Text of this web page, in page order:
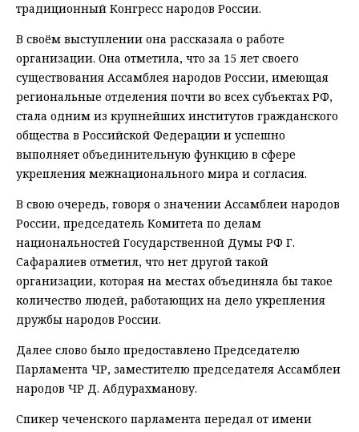
традиционный Конгресс народов России.
В своём выступлении она рассказала о работе
организации. Она отметила, что за 15 лет своего
существования Ассамблея народов России, имеющая
региональные отделения почти во всех субъектах РФ,
стала одним из крупнейших институтов гражданского
общества в Российской Федерации и успешно
выполняет объединительную функцию в сфере
укрепления межнационального мира и согласия.
В свою очередь, говоря о значении Ассамблеи народов
России, председатель Комитета по делам
национальностей Государственной Думы РФ Г.
Сафаралиев отметил, что нет другой такой
организации, которая на местах объединяла бы такое
количество людей, работающих на дело укрепления
дружбы народов России.
Далее слово было предоставлено Председателю
Парламента ЧР, заместителю председателя Ассамблеи
народов ЧР Д. Абдурахманову.
Спикер чеченского парламента передал от имени